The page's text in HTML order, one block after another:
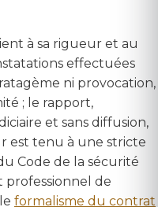
à sa rigueur et au
effectuées
ni provocation,
; le rapport,
et sans diffusion,
est tenu à une stricte
Code de la sécurité
professionnel de
formalisme du contrat